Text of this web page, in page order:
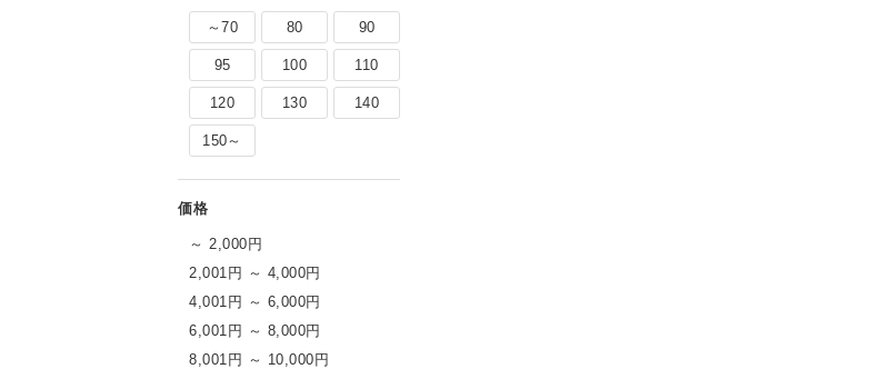
～70 80 90
95 100 110
120 130 140
150～
～ 2,000円
2,001円 ～ 4,000円
4,001円 ～ 6,000円
6,001円 ～ 8,000円
8,001円 ～ 10,000円